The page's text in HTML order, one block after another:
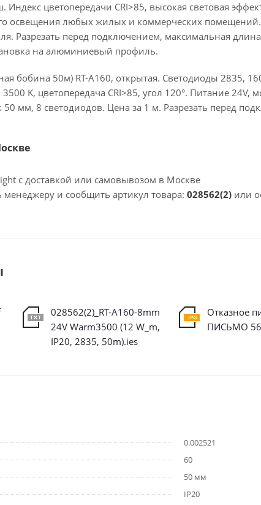
цветопередачи CRI>85, высокая световая
освещения любых жилых и коммерческих
Разрезать перед подключением, максимальная
на алюминиевый профиль.
бобина 50м) RT-A160, открытая. Светодиоды 2835,
K, цветопередача CRI>85, угол 120°. Питание
мм, 8 светодиодов. Цена за 1 м. Разрезать перед
с доставкой или самовывозом в Москве
менеджеру и сообщить артикул товара: 028562(2) или
028562(2)_RT-A160-8mm
24V Warm3500 (12 W_m,
IP20, 2835, 50m).ies
Отказное
ПИСЬМО
0.002521
60
50 мм
IP20